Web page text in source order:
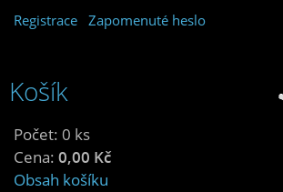
Registrace Zapomenuté heslo
Košík
Počet: 0 ks
Cena: 0,00 Kč
Obsah košíku